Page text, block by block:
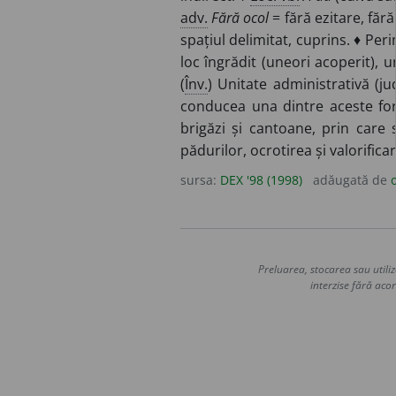
adv. Fără ocol= fără ezitare,
spațiul delimitat, cuprins. ♦
loc îngrădit (uneori acoperit),
(Înv.) Unitate administrativă
conducea una dintre aceste
brigăzi și cantoane, prin care
pădurilor, ocrotirea și
sursa: DEX '98 (1998) adăugată de
Preluarea, stocarea sau
interzise fără